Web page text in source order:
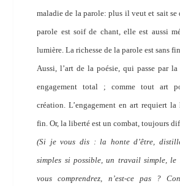
maladie de la parole: plus il veut et sait
parole est soif de chant, elle est aussi
lumière. La richesse de la parole est sans
Aussi, l’art de la poésie, qui passe par
engagement total ; comme tout art
création. L’engagement en art requiert
fin. Or, la liberté est un combat, toujours
(Si je vous dis : la honte d’être,
simples si possible, un travail simple, le
vous comprendrez, n’est-ce pas ?